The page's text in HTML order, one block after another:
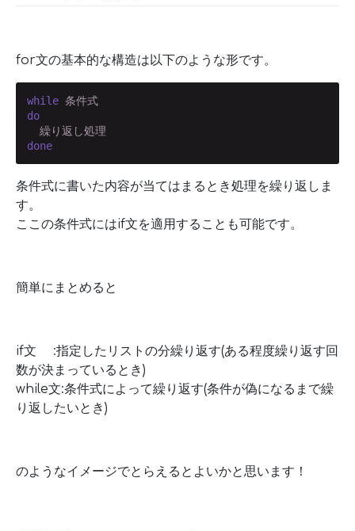
for文の基本的な構造は以下のような形です。
while
条件式
do
done
条件式に書いた内容が当てはまるとき処理を繰り返しま
す。
ここの条件式にはif文を適用することも可能です。
簡単にまとめると
if文 :指定したリストの分繰り返す(ある程度繰り返す回
数が決まっているとき)
while文:条件式によって繰り返す(条件が偽になるまで繰
り返したいとき)
のようなイメージでとらえるとよいかと思います！